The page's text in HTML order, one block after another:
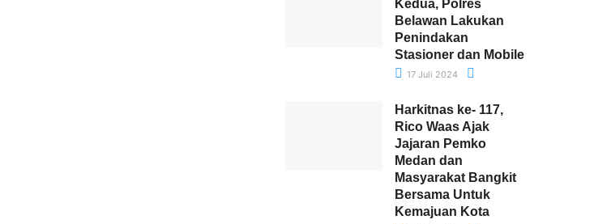
Kedua, Polres
Belawan Lakukan
Penindakan
Stasioner dan Mobile
17 Juli 2024
Harkitnas ke- 117,
Rico Waas Ajak
Jajaran Pemko
Medan dan
Masyarakat Bangkit
Bersama Untuk
Kemajuan Kota